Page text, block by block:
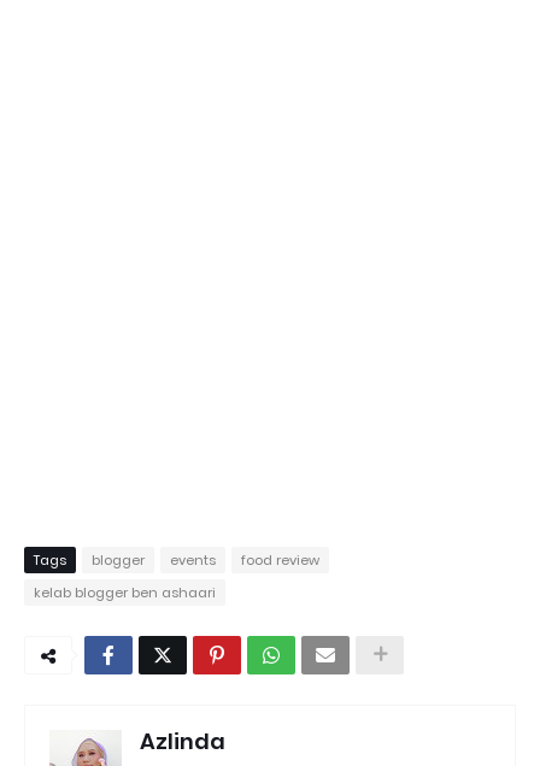
Tags blogger events
food review
kelab blogger ben ashaari
Azlinda